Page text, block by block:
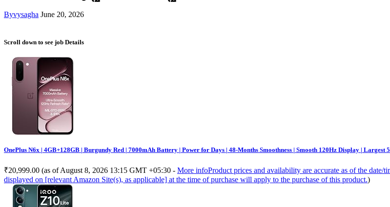
Byvysagha June 20, 2026
Scroll down to see job Details
OnePlus N6x | 4GB+128GB | Burgundy Red | 7000mAh Battery | Power for Days | 48-Months Smoothness | Smooth 120Hz Display |
₹20,999.00 (as of August 8, 2026 13:15 GMT +05:30 - More infoProduct prices and availability are accurate as of the
displayed on [relevant Amazon Site(s), as applicable] at the time of purchase will apply to the purchase of this product.)